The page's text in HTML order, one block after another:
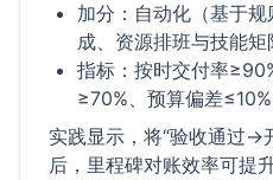
加分：自动化（基于
成、资源排班与技能矩
指标：按时交付率
≥70%、预算偏差≤10%
实践显示，将“验收通过→
后，里程碑对账效率可提